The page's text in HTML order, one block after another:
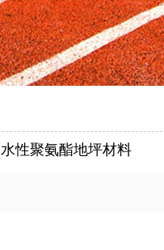
水性聚氨酯地坪材料